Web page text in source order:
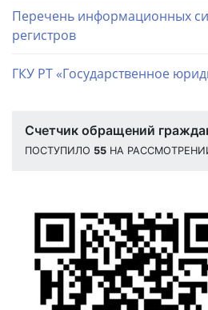
Перечень информационных
регистров
ГКУ РТ «Государственное
Счетчик обращений
ПОСТУПИЛО 55 НА